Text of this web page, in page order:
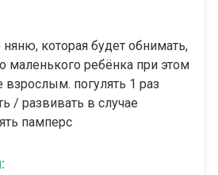
которая будет обнимать,
маленького ребёнка при этом
взрослым. погулять 1 раз
/ развивать в случае
памперс